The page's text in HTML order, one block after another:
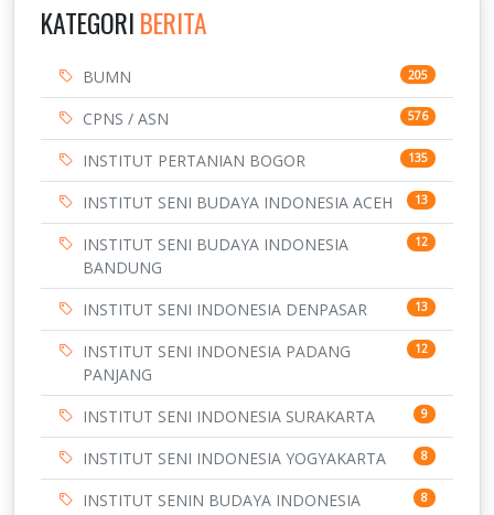
KATEGORI BERITA
BUMN 205
CPNS / ASN 576
INSTITUT PERTANIAN BOGOR 135
INSTITUT SENI BUDAYA INDONESIA ACEH 13
INSTITUT SENI BUDAYA INDONESIA
BANDUNG
12
INSTITUT SENI INDONESIA DENPASAR 13
INSTITUT SENI INDONESIA PADANG
PANJANG
12
INSTITUT SENI INDONESIA SURAKARTA 9
INSTITUT SENI INDONESIA YOGYAKARTA 8
INSTITUT SENIN BUDAYA INDONESIA
8